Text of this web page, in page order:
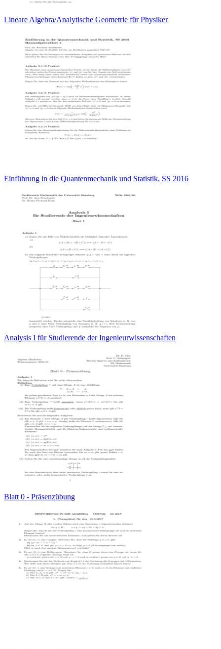
Lineare Algebra/Analytische Geometrie für Physiker
Einführung in die Quantenmechanik und Statistik, SS 2016
Analysis I für Studierende der Ingenieurwissenschaften
Blatt 0 - Präsenzübung